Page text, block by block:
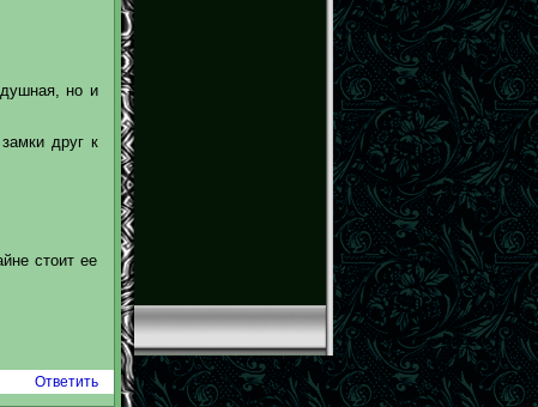
душная, но и
друг к
стоит ее
Ответить